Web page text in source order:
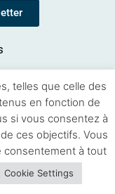
telles que celle des
en fonction de
si vous consentez à
ces objectifs. Vous
consentement à tout
Cookie Settings